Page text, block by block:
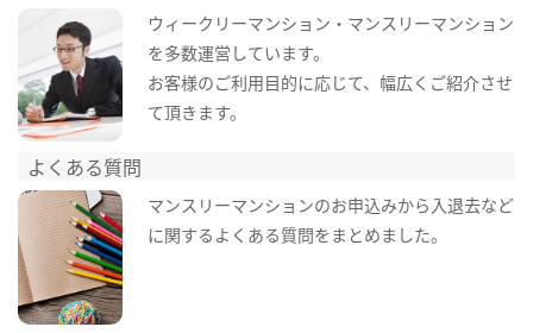
ウィークリーマンション・マンスリーマンション
を多数運営しています。
お客様のご利用目的に応じて、幅広くご紹介させ
て頂きます。
よくある質問
マンスリーマンションのお申込みから入退去など
に関するよくある質問をまとめました。